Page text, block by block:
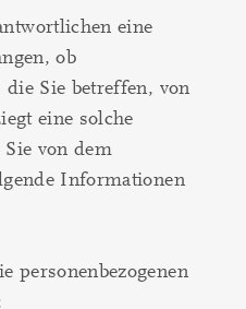
eine
ob
die Sie betreffen, von
eine solche
von dem
Informationen
personenbezogenen